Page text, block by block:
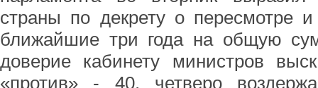
страны по декрету о пересмотре
ближайшие три года на общую
доверие кабинету министров
«против» - 40, четверо